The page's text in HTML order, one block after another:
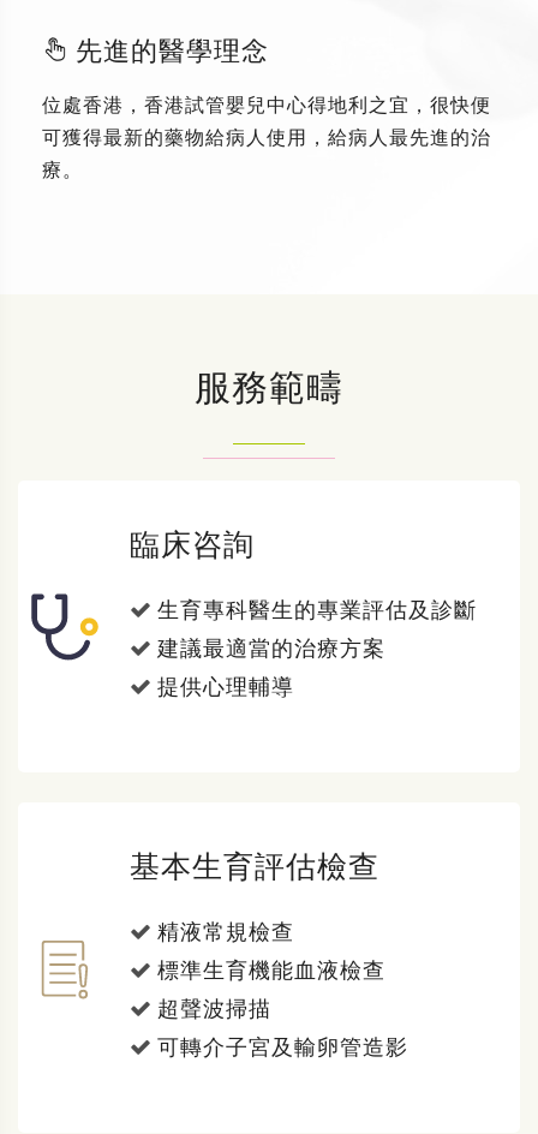
先進的醫學理念
位處香港，香港試管嬰兒中心得地利之宜，很快便
可獲得最新的藥物給病人使用，給病人最先進的治
療。
服務範疇
臨床咨詢
生育專科醫生的專業評估及診斷
建議最適當的治療方案
提供心理輔導
基本生育評估檢查
精液常規檢查
標準生育機能血液檢查
超聲波掃描
可轉介子宮及輸卵管造影